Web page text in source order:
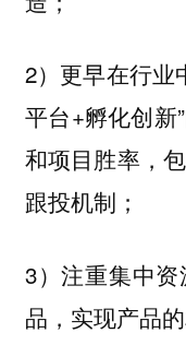
2）更早在行业
平台+孵化创新
和项目胜率，
跟投机制；
3）注重集中
品，实现产品的